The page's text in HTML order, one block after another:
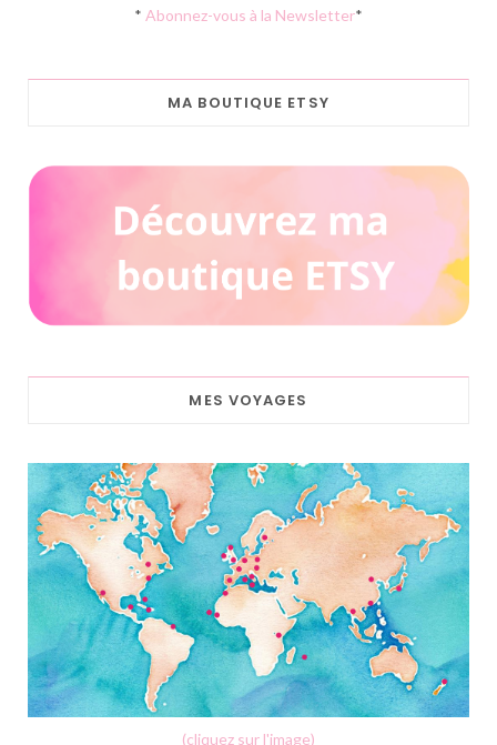
* Abonnez-vous à la Newsletter*
MA BOUTIQUE ETSY
MES VOYAGES
(cliquez sur l'image)